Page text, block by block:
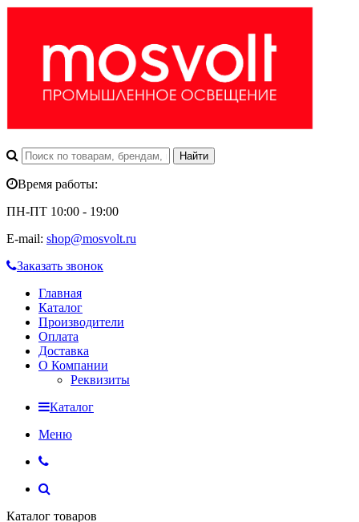
Время работы:
ПН-ПТ 10:00 - 19:00
E-mail: shop@mosvolt.ru
Заказать звонок
Главная
Каталог
Производители
Оплата
Доставка
О Компании
Реквизиты
Каталог
Меню
Каталог товаров